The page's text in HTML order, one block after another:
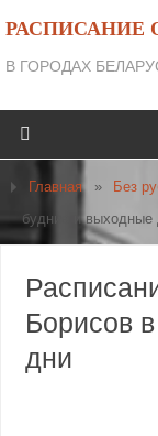
РАСПИСАНИЕ
В ГОРОДАХ
Главная » Без
будние и выходные
Борисов
дни